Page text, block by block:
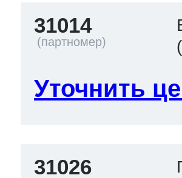
31014
Уточнить
31026